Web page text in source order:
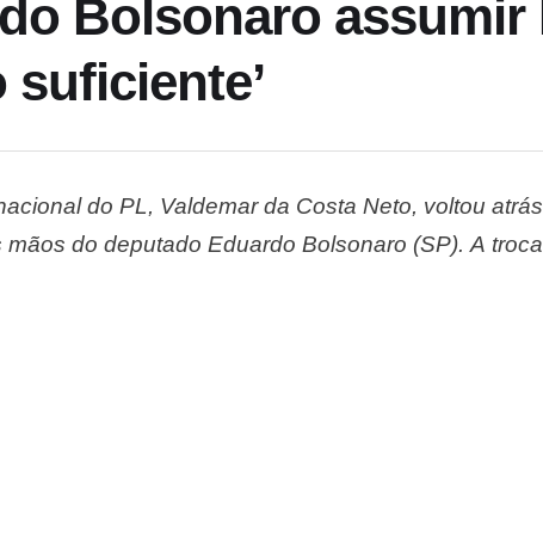
Bolsonaro assumir
suficiente’
do PL, Valdemar da Costa Neto, voltou
mãos do deputado Eduardo Bolsonaro (SP). A